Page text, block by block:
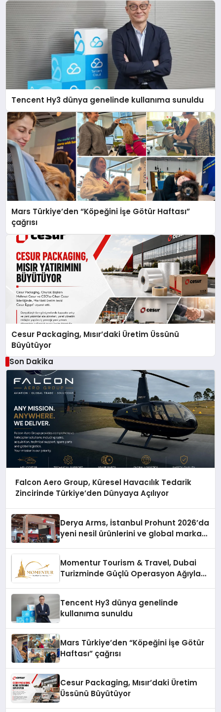
Tencent Hy3 dünya genelinde kullanıma sunuldu
Mars Türkiye’den “Köpeğini İşe Götür Haftası”
çağrısı
Cesur Packaging, Mısır’daki Üretim Üssünü
Büyütüyor
Son Dakika
Falcon Aero Group, Küresel Havacılık Tedarik
Zincirinde Türkiye’den Dünyaya Açılıyor
Derya Arms, İstanbul Prohunt 2026’da
yeni nesil ürünlerini ve global marka
Momentur Tourism & Travel, Dubai
Turizminde Güçlü Operasyon Ağıyla
Tencent Hy3 dünya genelinde
kullanıma sunuldu
Mars Türkiye’den “Köpeğini İşe Götür
Haftası” çağrısı
Cesur Packaging, Mısır’daki Üretim
Üssünü Büyütüyor